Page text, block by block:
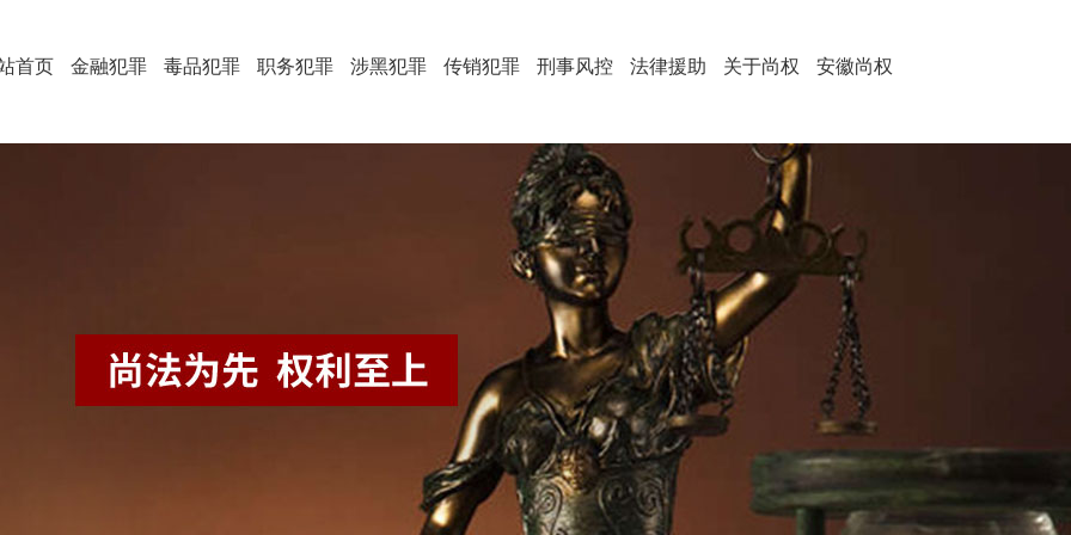
首页 金融犯罪 毒品犯罪 职务犯罪 涉黑犯罪 传销犯罪 刑事风控 法律援助 关于尚权 安徽尚权